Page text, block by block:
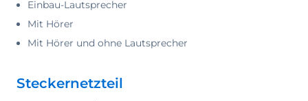
Einbau-Lautsprecher
Mit Hörer
Mit Hörer und ohne Lautsprecher
Steckernetzteil